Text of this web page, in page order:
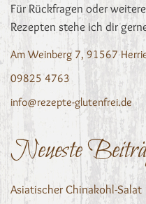
Für Rückfragen oder
Rezepten stehe ich dir
Am Weinberg 7, 91567
09825 4763
info@rezepte-glutenfrei.de
Neueste
Asiatischer Chinakohl-Salat